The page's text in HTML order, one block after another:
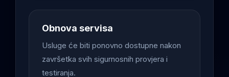
Obnova servisa
Usluge će biti ponovno dostupne nakon
završetka svih sigurnosnih provjera i
testiranja.